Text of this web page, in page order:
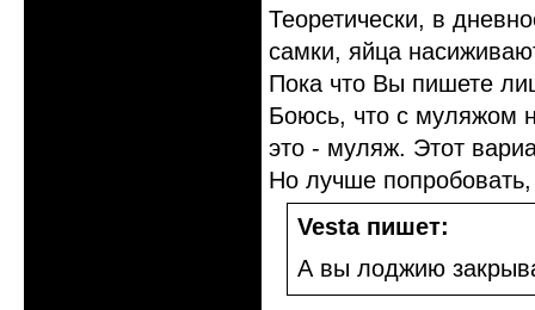
Теоретически, в
самки, яйца
Пока что Вы пишете
Боюсь, что с муляжом
это - муляж. Этот
Но лучше
Vesta пишет:
А вы лоджию